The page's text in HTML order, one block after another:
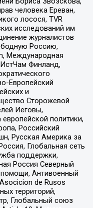
человека Ереван,
лосося, TVR
исследований им
журналистов
Россию,
Международная
Финланд,
Европейский
и
Сторожевой
Иеговы,
политики,
Российский
Русская Америка за
Глобальная сеть
поддержки,
Россия Северный
Антивоенный
de Rusos
территорий,
Глобальный союз